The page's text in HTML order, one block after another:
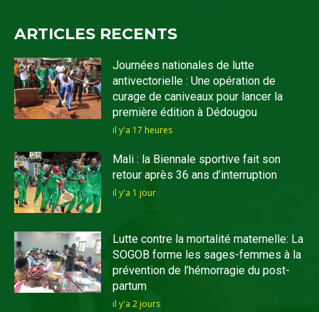
ARTICLES RECENTS
Journées nationales de lutte
antivectorielle : Une opération de
curage de caniveaux pour lancer la
première édition à Dédougou
il y'a 17 heures
Mali : la Biennale sportive fait son
retour après 36 ans d’interruption
il y'a 1 jour
Lutte contre la mortalité maternelle: La
SOGOB forme les sages-femmes à la
prévention de l’hémorragie du post-
partum
il y'a 2 jours